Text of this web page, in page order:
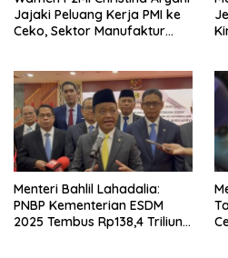
Jajaki Peluang Kerja PMI ke
Ceko, Sektor Manufaktur
Menteri Bahlil Lahadalia:
PNBP Kementerian ESDM
2025 Tembus Rp138,4 Triliun,